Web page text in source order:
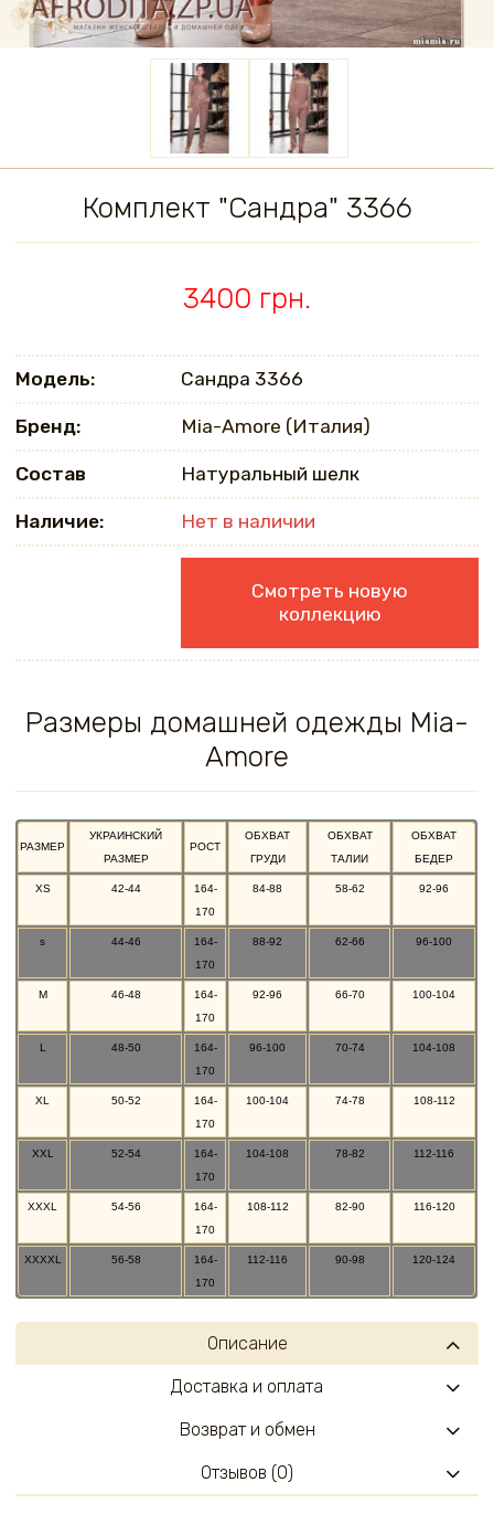
Комплект "Сандра" 3366
3400 грн.
Модель: Сандра 3366
Бренд: Mia-Amore (Италия)
Состав Натуральный шелк
Наличие: Нет в наличии
Смотреть новую
коллекцию
Размеры домашней одежды Mia-
Amore
РАЗМЕР
УКРАИНСКИЙ
РАЗМЕР
РОСТ
ОБХВАТ
ГРУДИ
ОБХВАТ
ТАЛИИ
ОБХВАТ
БЕДЕР
XS 42-44
164-
170
84-88 58-62 92-96
s 44-46
164-
170
88-92 62-66 96-100
M 46-48
164-
170
92-96 66-70 100-104
L 48-50
164-
170
96-100 70-74 104-108
XL 50-52
164-
170
100-104 74-78 108-112
XXL 52-54
164-
170
104-108 78-82 112-116
XXXL 54-56
164-
170
108-112 82-90 116-120
XXXXL 56-58
164-
170
112-116 90-98 120-124
Описание
Доставка и оплата
Возврат и обмен
Отзывов (0)